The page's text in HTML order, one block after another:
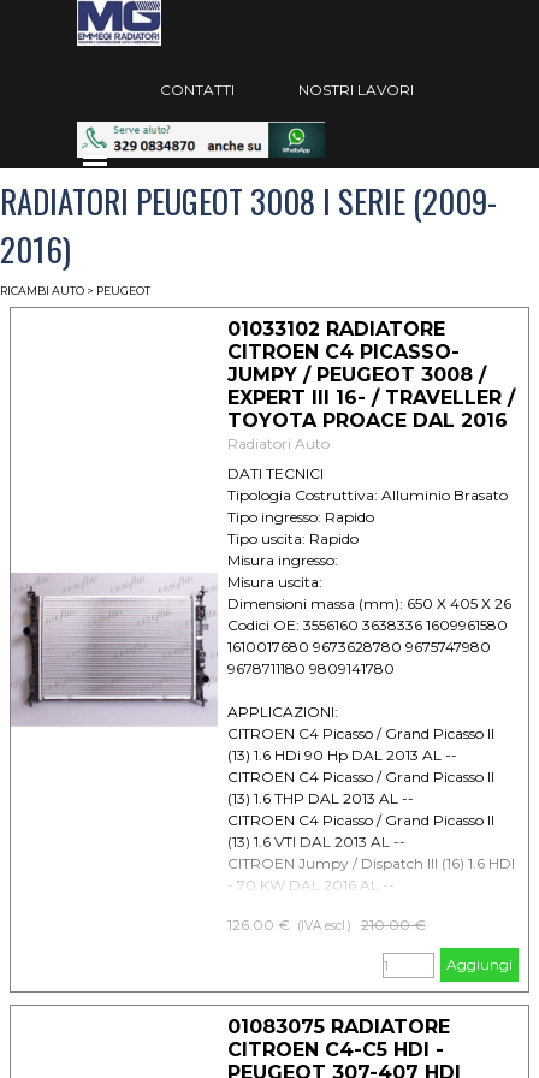
Vai ai contenuti
Salta menù
CONTATTI NOSTRI LAVORI
Salta menù
RADIATORI PEUGEOT 3008 I SERIE (2009-
2016)
RICAMBI AUTO > PEUGEOT
01033102 RADIATORE
CITROEN C4 PICASSO-
JUMPY / PEUGEOT 3008 /
EXPERT III 16- / TRAVELLER /
TOYOTA PROACE DAL 2016
Radiatori Auto
DATI TECNICI
Tipologia Costruttiva: Alluminio Brasato
Tipo ingresso: Rapido
Tipo uscita: Rapido
Misura ingresso:
Misura uscita:
Dimensioni massa (mm): 650 X 405 X 26
Codici OE: 3556160 3638336 1609961580
1610017680 9673628780 9675747980
9678711180 9809141780
APPLICAZIONI:
CITROEN C4 Picasso / Grand Picasso II
(13) 1.6 HDi 90 Hp DAL 2013 AL --
CITROEN C4 Picasso / Grand Picasso II
(13) 1.6 THP DAL 2013 AL --
CITROEN C4 Picasso / Grand Picasso II
(13) 1.6 VTI DAL 2013 AL --
CITROEN Jumpy / Dispatch III (16) 1.6 HDI
- 70 KW DAL 2016 AL --
- 85 KW DAL 2016 AL --
CITROEN Jumpy / Dispatch III (16) 2.0
HDI - 110 KW DAL 2016 AL --
CITROEN Jumpy / Dispatch III (16) 2.0
HDI - 130 KW DAL 2016 AL --
CITROEN Jumpy / Dispatch III (16) 2.0
HDI - 90 KW DAL 2016 AL --
126.00 € (IVA escl.) Prezzo senza sconto
210.00 €
Aggiungi
01083075 RADIATORE
CITROEN C4-C5 HDI -
PEUGEOT 307-407 HDI